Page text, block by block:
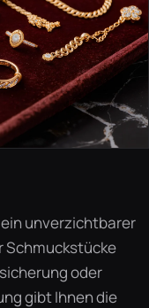
unverzichtbarer
Schmuckstücke
oder
gibt Ihnen die